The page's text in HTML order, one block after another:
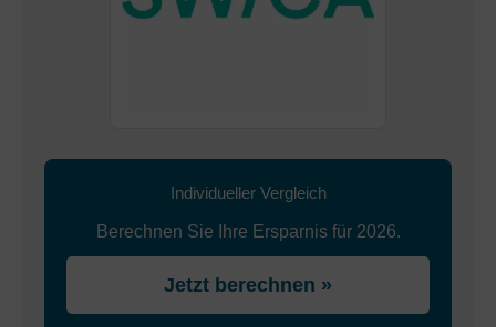
Individueller Vergleich
Berechnen Sie Ihre Ersparnis für 2026.
Jetzt berechnen »